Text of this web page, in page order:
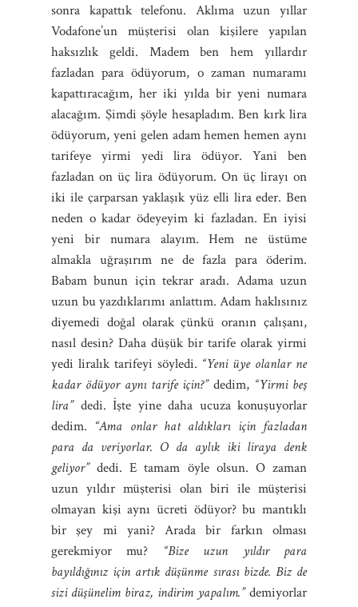
sonra kapattık telefonu. Aklıma uzun yıllar
Vodafone’un müşterisi olan kişilere yapılan
haksızlık geldi. Madem ben hem yıllardır
fazladan para ödüyorum, o zaman numaramı
kapattıracağım, her iki yılda bir yeni numara
alacağım. Şimdi şöyle hesapladım. Ben kırk lira
ödüyorum, yeni gelen adam hemen hemen aynı
tarifeye yirmi yedi lira ödüyor. Yani ben
fazladan on üç lira ödüyorum. On üç lirayı on
iki ile çarparsan yaklaşık yüz elli lira eder. Ben
neden o kadar ödeyeyim ki fazladan. En iyisi
yeni bir numara alayım. Hem ne üstüme
almakla uğraşırım ne de fazla para öderim.
Babam bunun için tekrar aradı. Adama uzun
uzun bu yazdıklarımı anlattım. Adam haklısınız
diyemedi doğal olarak çünkü oranın çalışanı,
nasıl desin? Daha düşük bir tarife olarak yirmi
yedi liralık tarifeyi söyledi. “Yeni üye olanlar ne
kadar ödüyor aynı tarife için?”dedim, “Yirmi beş
lira”dedi. İşte yine daha ucuza konuşuyorlar
dedim. “Ama onlar hat aldıkları için fazladan
para da veriyorlar. O da aylık iki liraya denk
geliyor”dedi. E tamam öyle olsun. O zaman
uzun yıldır müşterisi olan biri ile müşterisi
olmayan kişi aynı ücreti ödüyor? bu mantıklı
bir şey mi yani? Arada bir farkın olması
gerekmiyor mu? “Bize uzun yıldır para
bayıldığınız için artık düşünme sırası bizde. Biz de
sizi düşünelim biraz, indirim yapalım.”demiyorlar